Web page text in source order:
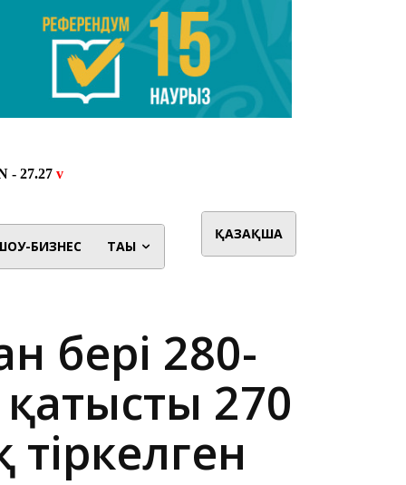
БИЗНЕС ТАҒЫ
ҚАЗАҚША
бері 280-
270